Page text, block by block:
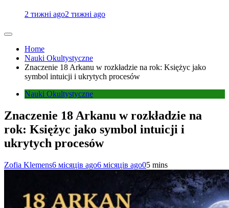
2 тижні ago2 тижні ago
Home
Nauki Okultystyczne
Znaczenie 18 Arkanu w rozkładzie na rok: Księżyc jako
symbol intuicji i ukrytych procesów
Nauki Okultystyczne
Znaczenie 18 Arkanu w rozkładzie na
rok: Księżyc jako symbol intuicji i
ukrytych procesów
Zofia Klemens6 місяців ago6 місяців ago05 mins